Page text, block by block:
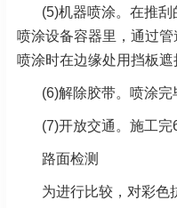
(5)机器喷涂。在推
喷涂设备容器里，通过管
喷涂时在边缘处用挡板遮
(6)解除胶带。喷涂完
(7)开放交通。施工完
路面检测
为进行比较，对彩色